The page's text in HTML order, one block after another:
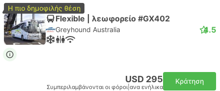
Η πιο δημοφιλής θέση
Flexible | λεωφορείο #GX402
Greyhound Australia 4.5
USD 295
Συμπεριλαμβάνονται οι φόροι ανα ενήλικα
Κράτηση